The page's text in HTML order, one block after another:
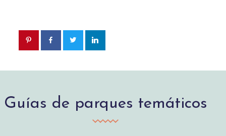
Guías de parques temáticos